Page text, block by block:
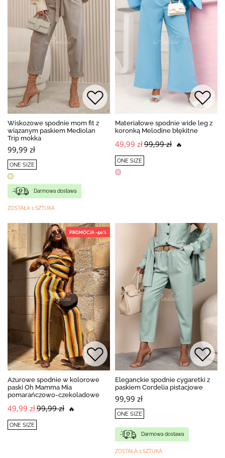
Wiskozowe spodnie mom fit z
wiązanym paskiem Mediolan
Trip mokka
99,99 zł
ONE SIZE
Darmowa dostawa
ZOSTAŁA 1 SZTUKA
Materiałowe spodnie wide leg z
koronką Melodine błękitne
49,99 zł99,99 zł 🔥
ONE SIZE
PROMOCJA -50%
Ażurowe spodnie w kolorowe
paski Oh Mamma Mia
pomarańczowo-czekoladowe
49,99 zł99,99 zł 🔥
ONE SIZE
Eleganckie spodnie cygaretki z
paskiem Cordelia pistacjowe
99,99 zł
ONE SIZE
Darmowa dostawa
ZOSTAŁA 1 SZTUKA